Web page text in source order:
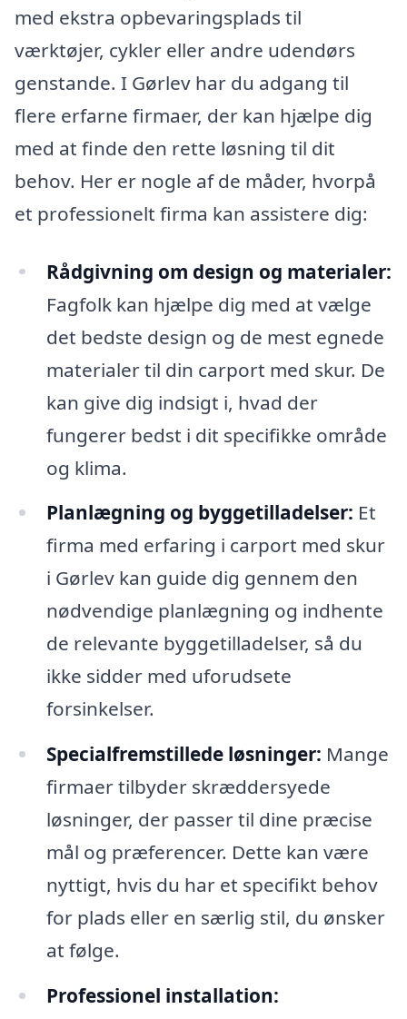
med ekstra opbevaringsplads til
værktøjer, cykler eller andre udendørs
genstande. I Gørlev har du adgang til
flere erfarne firmaer, der kan hjælpe dig
med at finde den rette løsning til dit
behov. Her er nogle af de måder, hvorpå
et professionelt firma kan assistere dig:
Rådgivning om design og materialer:
Fagfolk kan hjælpe dig med at vælge
det bedste design og de mest egnede
materialer til din carport med skur. De
kan give dig indsigt i, hvad der
fungerer bedst i dit specifikke område
og klima.
Planlægning og byggetilladelser: Et
firma med erfaring i carport med skur
i Gørlev kan guide dig gennem den
nødvendige planlægning og indhente
de relevante byggetilladelser, så du
ikke sidder med uforudsete
forsinkelser.
Specialfremstillede løsninger: Mange
firmaer tilbyder skræddersyede
løsninger, der passer til dine præcise
mål og præferencer. Dette kan være
nyttigt, hvis du har et specifikt behov
for plads eller en særlig stil, du ønsker
at følge.
Professionel installation: